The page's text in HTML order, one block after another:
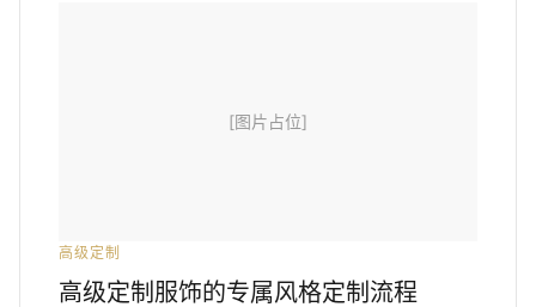
[图片占位]
高级定制
高级定制服饰的专属风格定制流程